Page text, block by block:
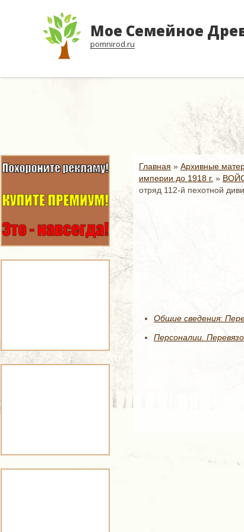
Мое Семейное
pomnirod.ru
Главная » Архивные
империи до 1918 г. »
отряд 112-й пехотной
Общие сведения:
Персоналии.